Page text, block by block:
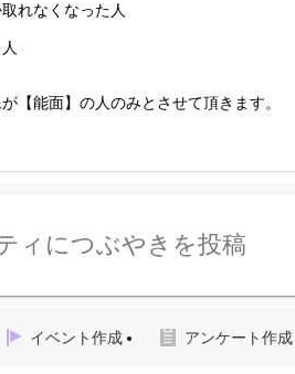
れなくなった人
【能面】の人のみとさせて頂きます。
ィにつぶやきを投稿
イベント作成 アンケート作成